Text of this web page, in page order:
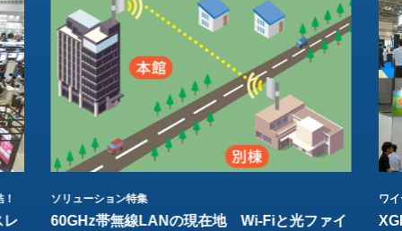
レ
ソリューション特集
60GHz帯無線LANの現在地 Wi-Fiと光ファイ
ワ